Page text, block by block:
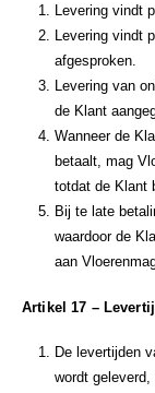
Levering vindt
Levering vindt
afgesproken.
Levering van
de Klant
Wanneer de
betaalt, mag
totdat de Klant
Bij te late
waardoor de
aan
Artikel 17 –
De levertijden
wordt